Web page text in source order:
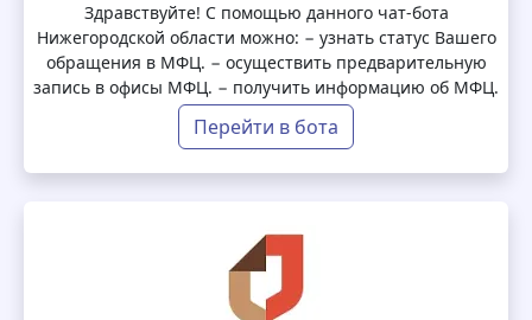
Здравствуйте! С помощью данного чат-бота
Нижегородской области можно: − узнать статус Вашего
обращения в МФЦ. − осуществить предварительную
запись в офисы МФЦ. − получить информацию об МФЦ.
Перейти в бота